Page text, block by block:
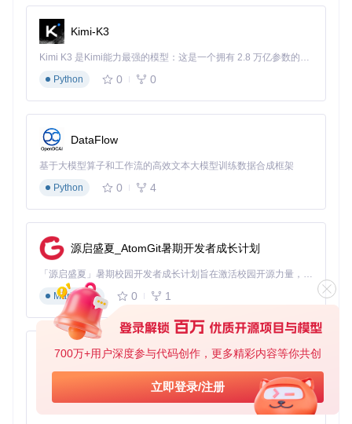
700万+用户深度参与代码创作，更多精彩内容等你共创
立即登录/注册
复制 config.example.json
的大语言模型配置API参数
运行main.py启动图形界面：python main.py
若出现"API连接失败"，检查网络代理设置或API密钥有效性
如遇依赖包冲突，尝试创建虚拟环境：
env && source venv/bin/activate
界面显示异常时，确保已安装最新版本的Tkinter：pip ins
tall --upgrade tk
故事框架设计
在主界面"小说参数"标签页完成基础设定：
输入故事主题与核心冲突
选择作品类型（玄幻/科幻/现实等）
设置章节数量与预估字数
添加关键角色的核心特征
系统会自动生成初始故事架构，可在"架构设计"标签页进行调
整。建议先确定3-5个关键转折点，这将显著提升后续生成内
容的连贯性。
章节创作与优化
在"章节管理"标签页选择要创作的章节
填写本章核心事件、出场角色、场景地点等关键信息
Kimi-K3
Kimi K3 是Kimi能力最强的模型：这是一个拥有 2.8 万亿参数的混合专家（MoE）模型，具备原生视觉理解能力，并支持 100 万 token 的上下文窗口。
Python
0 0
DataFlow
基于大模型算子和工作流的高效文本大模型训练数据合成框架
Python
0 4
源启盛夏_AtomGit暑期开发者成长计划
「源启盛夏」暑期校园开发者成长计划旨在激活校园开源力量，通过积分激励、认证扶持、资源倾斜等形式，引导高校组织和开发者完成「入驻 — 建项目 — 做贡献 — 获认证 — 得资源」的完整闭环。无论你是想带领社团入驻平台的组织者，还是希望用代码贡献证明自己的开发者，都能在这里找到属于你的成长路径。
Markdown
0 1
py-xiaozhi
基于Python的Xiaozhi AI，适用于想要完整Xiaozhi体验而无需拥有专用硬件的用户。
Python
0 1